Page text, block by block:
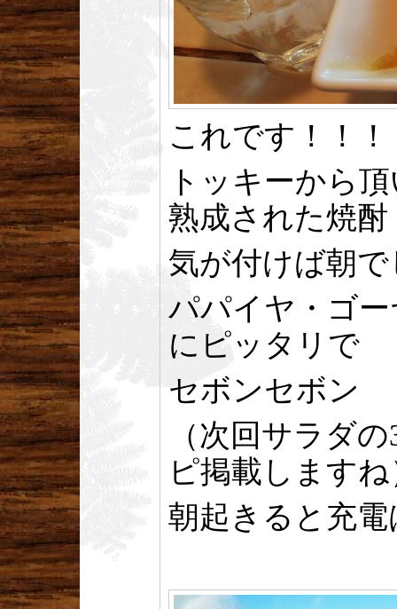
これです！！！
トッキーから
熟成された焼酎
気が付けば朝
パパイヤ・ゴ
にピッタリで
セボンセボン
（次回サラダ
ピ掲載しますね
朝起きると充